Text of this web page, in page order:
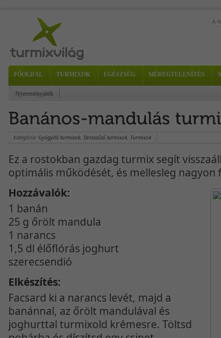
A
FŐOLDAL TURMIXOK EGÉSZSÉG MÉREGTELENÍTÉS
Nyereményjáték
Kategória: Gyógyító turmixok, Stresszűző turmixok, Turmixok
Ez a rostokban gazdag turmix segít
optimális működését, és mellesleg nagyon
Hozzávalók:
1 banán
25 g őrölt mandula
1 narancs
1,5 dl élőflórás joghurt
szerecsendió
Elkészítés:
Facsard ki a narancs levét, majd a
banánnal, az őrölt mandulával és
joghurttal turmixold krémesre. Töltsd